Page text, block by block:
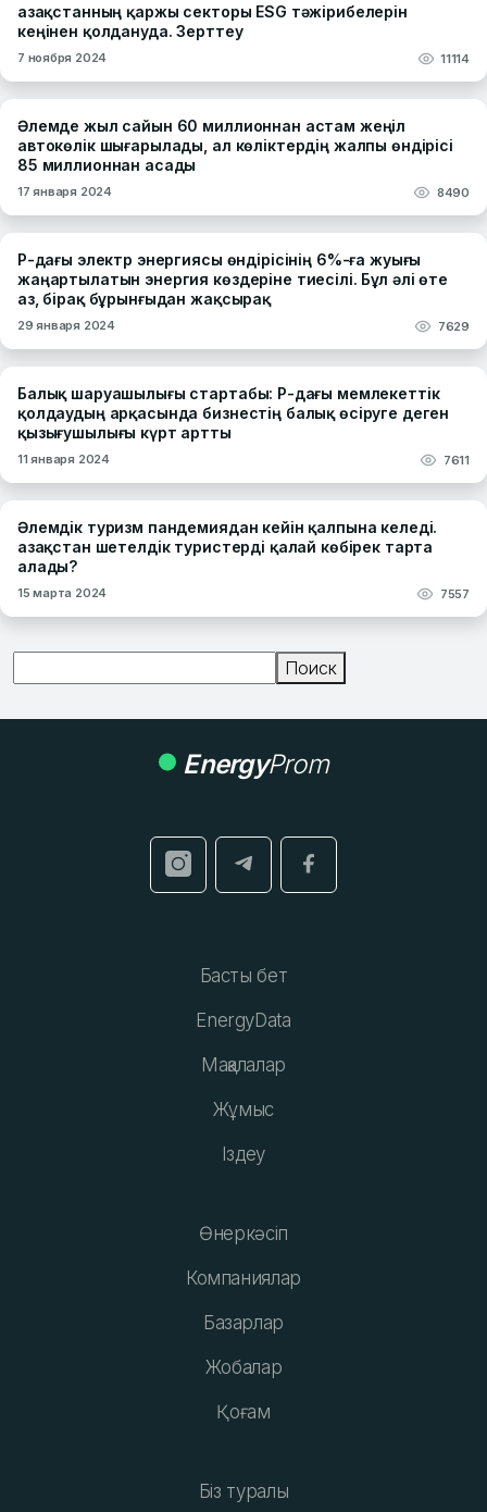
Қазақстанның қаржы секторы ESG тәжірибелерін
кеңінен қолдануда. Зерттеу
7 ноября 2024 11114
Әлемде жыл сайын 60 миллионнан астам жеңіл
автокөлік шығарылады, ал көліктердің жалпы өндірісі
85 миллионнан асады
17 января 2024 8490
ҚР-дағы электр энергиясы өндірісінің 6%-ға жуығы
жаңартылатын энергия көздеріне тиесілі. Бұл әлі өте
аз, бірақ бұрынғыдан жақсырақ
29 января 2024 7629
Балық шаруашылығы стартабы: ҚР-дағы мемлекеттік
қолдаудың арқасында бизнестің балық өсіруге деген
қызығушылығы күрт артты
11 января 2024 7611
Әлемдік туризм пандемиядан кейін қалпына келеді.
Қазақстан шетелдік туристерді қалай көбірек тарта
алады?
15 марта 2024 7557
Поиск
EnergyProm
Басты бет
EnergyData
Мақалалар
Жұмыс
Іздеу
Өнеркәсіп
Компаниялар
Базарлар
Жобалар
Қоғам
Біз туралы